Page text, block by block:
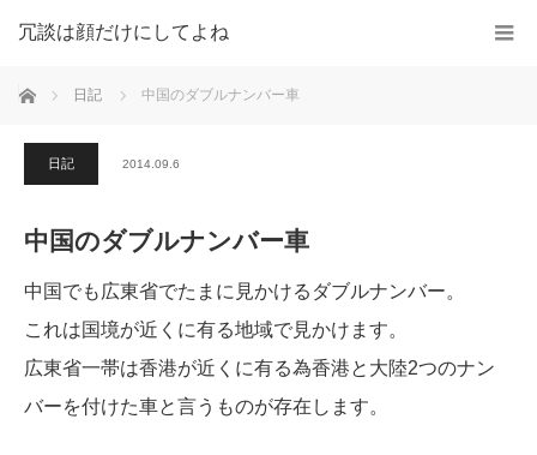
冗談は顔だけにしてよね
ホーム 日記 中国のダブルナンバー車
日記 2014.09.6
中国のダブルナンバー車
中国でも広東省でたまに見かけるダブルナンバー。
これは国境が近くに有る地域で見かけます。
広東省一帯は香港が近くに有る為香港と大陸2つのナン
バーを付けた車と言うものが存在します。